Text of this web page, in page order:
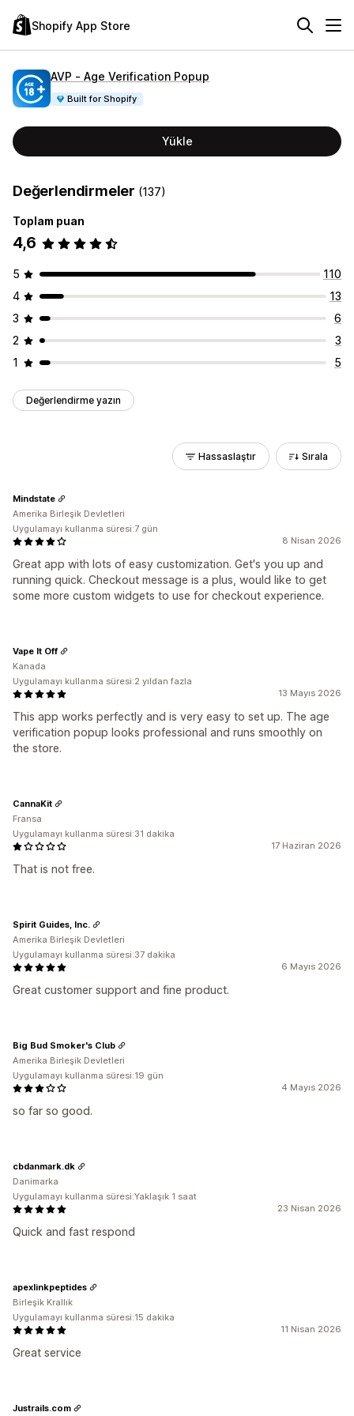
Shopify App Store
AVP ‑ Age Verification Popup
Built for Shopify
Yükle
Değerlendirmeler (137)
Toplam puan
4,6
5
110
4
13
3
6
2
3
1
5
Değerlendirme yazın
Hassaslaştır Sırala
8 Nisan 2026
Great app with lots of easy customization. Get's you up and
running quick. Checkout message is a plus, would like to get
some more custom widgets to use for checkout experience.
Mindstate
Amerika Birleşik Devletleri
Uygulamayı kullanma süresi:7 gün
13 Mayıs 2026
This app works perfectly and is very easy to set up. The age
verification popup looks professional and runs smoothly on
the store.
Vape It Off
Kanada
Uygulamayı kullanma süresi:2 yıldan fazla
17 Haziran 2026
That is not free.
CannaKit
Fransa
Uygulamayı kullanma süresi:31 dakika
6 Mayıs 2026
Great customer support and fine product.
Spirit Guides, Inc.
Amerika Birleşik Devletleri
Uygulamayı kullanma süresi:37 dakika
4 Mayıs 2026
so far so good.
Big Bud Smoker's Club
Amerika Birleşik Devletleri
Uygulamayı kullanma süresi:19 gün
23 Nisan 2026
Quick and fast respond
cbdanmark.dk
Danimarka
Uygulamayı kullanma süresi:Yaklaşık 1 saat
11 Nisan 2026
Great service
apexlinkpeptides
Birleşik Krallık
Uygulamayı kullanma süresi:15 dakika
Justrails.com